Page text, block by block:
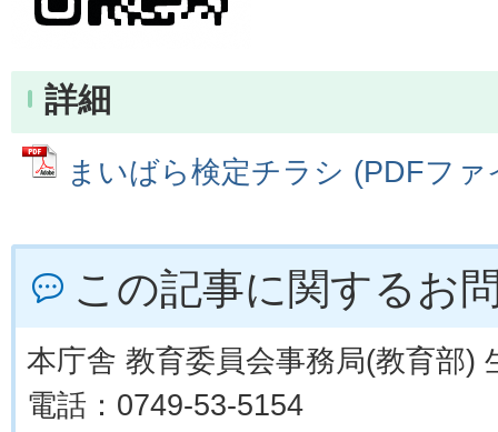
詳細
まいばら検定チラシ (PDFファ
この記事に関するお
本庁舎 教育委員会事務局(教育部)
電話：0749-53-5154